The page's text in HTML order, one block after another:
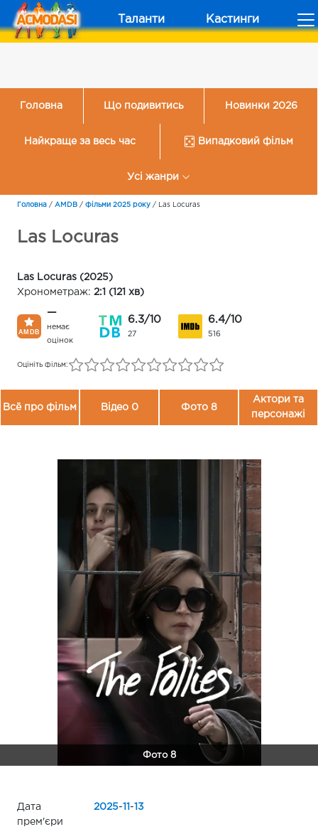
Таланти Кастинги
Головна Що подивитись Новинки 2026
Найкраще за весь час Випадковий фільм
Усі жанри
Головна / AMDB / Фільми 2025 року / Las Locuras
Las Locuras
Las Locuras (2025)
Хронометраж: 2:1 (121 хв)
—
немає
оцінок
6.3/10
27
6.4/10
516
Оцініть фільм:
Всё про фільм Відео 0 Фото 8
Актори та
персонажі
Фото 8
Дата
прем'єри
2025-11 -13